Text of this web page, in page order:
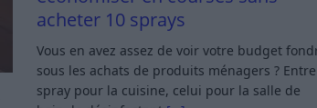
acheter 10 sprays
Vous en avez assez de voir votre budget
sous les achats de produits ménagers ?
spray pour la cuisine, celui pour la salle de